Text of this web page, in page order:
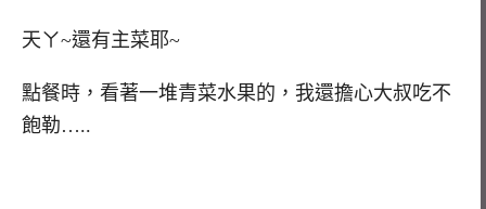
天ㄚ~還有主菜耶~
點餐時，看著一堆青菜水果的，我還擔心大叔吃不
飽勒…..